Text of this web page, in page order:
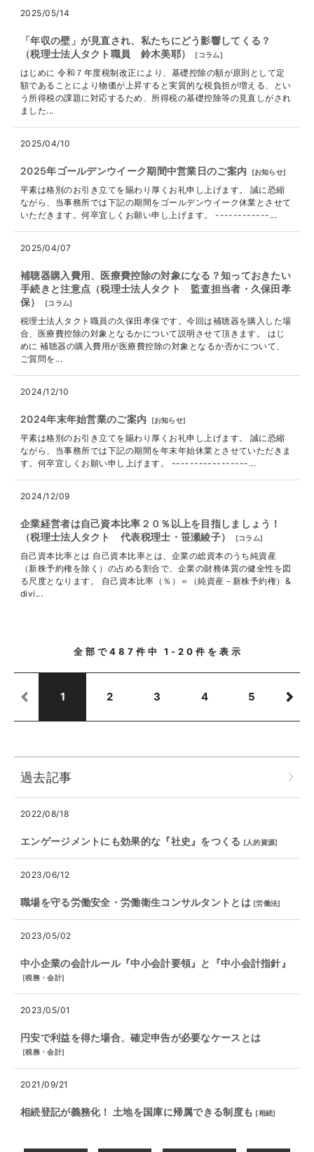
2025/05/14
「年収の壁」が見直され、私たちにどう影響してくる？
（税理士法人タクト職員 鈴木美耶）
[コラム]
はじめに 令和７年度税制改正により、基礎控除の額が原則として定
額であることにより物価が上昇すると実質的な税負担が増える、とい
う所得税の課題に対応するため、所得税の基礎控除等の見直しがされ
ました...
2025/04/10
2025年ゴールデンウイーク期間中営業日のご案内 [お知らせ]
平素は格別のお引き立てを賜わり厚くお礼申し上げます。 誠に恐縮
ながら、当事務所では下記の期間をゴールデンウイーク休業とさせて
いただきます。何卒宜しくお願い申し上げます。 ------------...
2025/04/07
補聴器購入費用、医療費控除の対象になる？知っておきたい
手続きと注意点（税理士法人タクト 監査担当者・久保田孝
保）
[コラム]
税理士法人タクト職員の久保田孝保です。今回は補聴器を購入した場
合、医療費控除の対象となるかについて説明させて頂きます。 はじ
めに 補聴器の購入費用が医療費控除の対象となるか否かについて、
ご質問を...
2024/12/10
2024年末年始営業のご案内 [お知らせ]
平素は格別のお引き立てを賜わり厚くお礼申し上げます。 誠に恐縮
ながら、当事務所では下記の期間を年末年始休業とさせていただきま
す。何卒宜しくお願い申し上げます。 -----------------...
2024/12/09
企業経営者は自己資本比率２０％以上を目指しましょう！
（税理士法人タクト 代表税理士・笹瀬綾子）
[コラム]
自己資本比率とは 自己資本比率とは、企業の総資本のうち純資産
（新株予約権を除く）の占める割合で、企業の財務体質の健全性を図
る尺度となります。 自己資本比率（％）＝（純資産－新株予約権）&
divi...
全部で487 件中1-20 件を表示
1 2 3 4 5
過去記事
2022/08/18
エンゲージメントにも効果的な『社史』をつくる [人的資源]
2023/06/12
職場を守る労働安全・労働衛生コンサルタントとは [労働法]
2023/05/02
中小企業の会計ルール『中小会計要領』と『中小会計指針』
[税務・会計]
2023/05/01
円安で利益を得た場合、確定申告が必要なケースとは
[税務・会計]
2021/09/21
相続登記が義務化！ 土地を国庫に帰属できる制度も [相続]